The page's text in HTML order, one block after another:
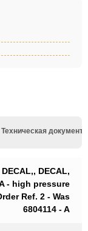
Техническая
DECAL,
- high pressure
Ref. 2 - Was
6804114 - A